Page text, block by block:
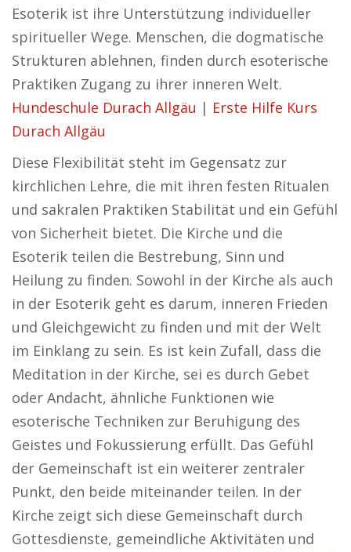
Esoterik ist ihre Unterstützung individueller
spiritueller Wege. Menschen, die dogmatische
Strukturen ablehnen, finden durch esoterische
Praktiken Zugang zu ihrer inneren Welt.
Hundeschule Durach Allgäu | Erste Hilfe Kurs
Durach Allgäu
Diese Flexibilität steht im Gegensatz zur
kirchlichen Lehre, die mit ihren festen Ritualen
und sakralen Praktiken Stabilität und ein Gefühl
von Sicherheit bietet. Die Kirche und die
Esoterik teilen die Bestrebung, Sinn und
Heilung zu finden. Sowohl in der Kirche als auch
in der Esoterik geht es darum, inneren Frieden
und Gleichgewicht zu finden und mit der Welt
im Einklang zu sein. Es ist kein Zufall, dass die
Meditation in der Kirche, sei es durch Gebet
oder Andacht, ähnliche Funktionen wie
esoterische Techniken zur Beruhigung des
Geistes und Fokussierung erfüllt. Das Gefühl
der Gemeinschaft ist ein weiterer zentraler
Punkt, den beide miteinander teilen. In der
Kirche zeigt sich diese Gemeinschaft durch
Gottesdienste, gemeindliche Aktivitäten und